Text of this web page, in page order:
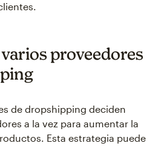
proveedores
de dropshipping deciden
a la vez para aumentar la
Esta estrategia puede